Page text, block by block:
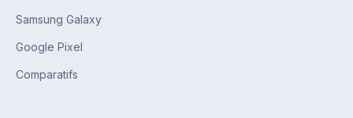
Samsung Galaxy
Google Pixel
Comparatifs